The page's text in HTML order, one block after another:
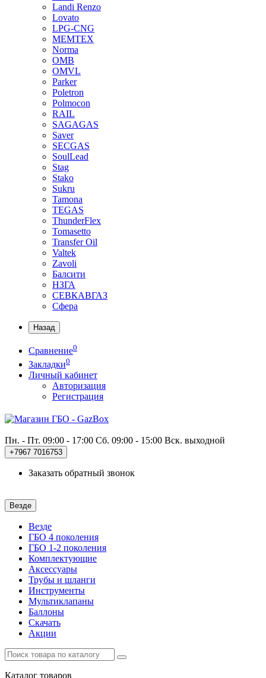
Landi Renzo
Lovato
LPG-CNG
MEMTEX
Norma
OMB
OMVL
Parker
Poletron
Polmocon
RAIL
SAGAGAS
Saver
SECGAS
SoulLead
Stag
Stako
Sukru
Tamona
TEGAS
ThunderFlex
Tomasetto
Transfer Oil
Valtek
Zavoli
Балсити
НЗГА
СЕВКАВГАЗ
Сфера
Назад
Сравнение0
Закладки0
Личный кабинет
Авторизация
Регистрация
Пн. - Пт. 09:00 - 17:00 Сб. 09:00 - 15:00 Вск. выходной
+7967 7016753
Заказать обратный звонок
Везде
Везде
ГБО 4 поколения
ГБО 1-2 поколения
Комплектующие
Аксессуары
Трубы и шланги
Инструменты
Мультиклапаны
Баллоны
Скачать
Акции
Каталог товаров